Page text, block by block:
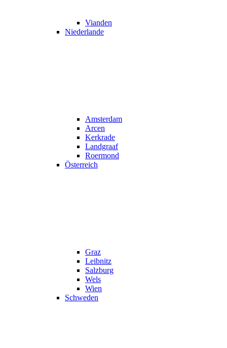
Vianden
Niederlande
Amsterdam
Arcen
Kerkrade
Landgraaf
Roermond
Österreich
Graz
Leibnitz
Salzburg
Wels
Wien
Schweden